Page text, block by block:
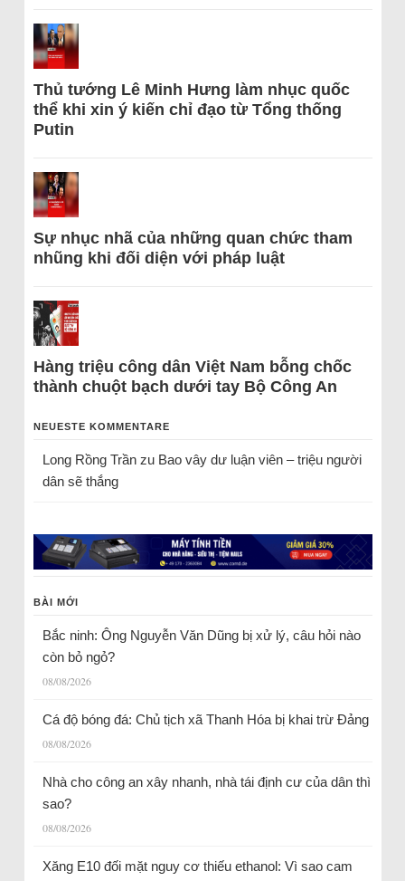
Thủ tướng Lê Minh Hưng làm nhục quốc
thể khi xin ý kiến chỉ đạo từ Tổng thống
Putin
Sự nhục nhã của những quan chức tham
nhũng khi đối diện với pháp luật
Hàng triệu công dân Việt Nam bỗng chốc
thành chuột bạch dưới tay Bộ Công An
NEUESTE KOMMENTARE
Long Rồng Trầnzu Bao vây dư luận viên – triệu người
dân sẽ thắng
BÀI MỚI
Bắc ninh: Ông Nguyễn Văn Dũng bị xử lý, câu hỏi nào
còn bỏ ngỏ?
08/08/2026
Cá độ bóng đá: Chủ tịch xã Thanh Hóa bị khai trừ Đảng
08/08/2026
Nhà cho công an xây nhanh, nhà tái định cư của dân thì
sao?
08/08/2026
Xăng E10 đối mặt nguy cơ thiếu ethanol: Vì sao cam